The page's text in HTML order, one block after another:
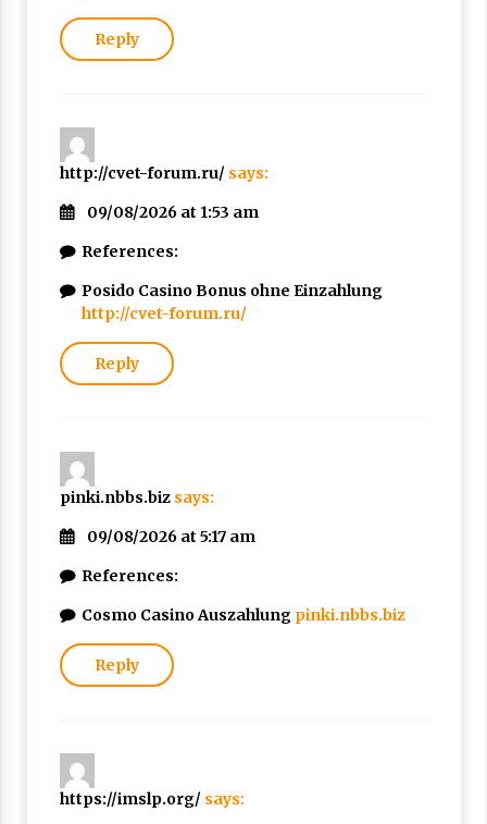
Reply
http://cvet-forum.ru/ says:
09/08/2026 at 1:53 am
References:
Posido Casino Bonus ohne Einzahlung
http://cvet-forum.ru/
Reply
pinki.nbbs.biz says:
09/08/2026 at 5:17 am
References:
Cosmo Casino Auszahlung pinki.nbbs.biz
Reply
https://imslp.org/ says: